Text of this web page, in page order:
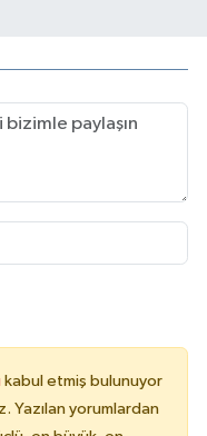
kabul etmiş bulunuyor
Yazılan yorumlardan